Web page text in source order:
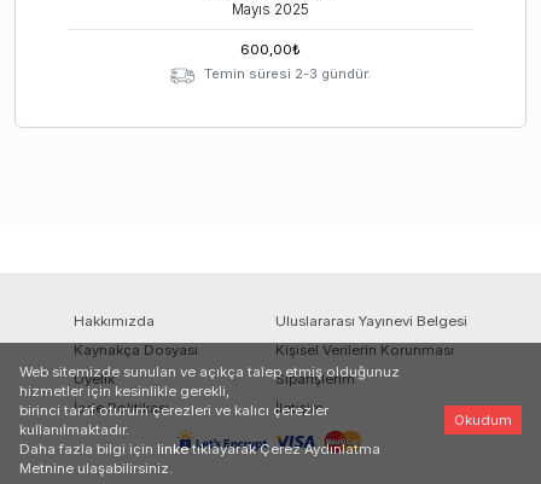
Mayıs 2025
600,00₺
Temin süresi 2-3 gündür.
Hakkımızda
Uluslararası Yayınevi Belgesi
Kaynakça Dosyası
Kişisel Verilerin Korunması
Üyelik
Siparişlerim
İade Politikası
İletişim
Web sitemizde sunulan ve açıkça talep etmiş olduğunuz
hizmetler için kesinlikle gerekli,
birinci taraf oturum çerezleri ve kalıcı çerezler
kullanılmaktadır.
Daha fazla bilgi için linke tıklayarak Çerez Aydınlatma
Metnine ulaşabilirsiniz.
Okudum